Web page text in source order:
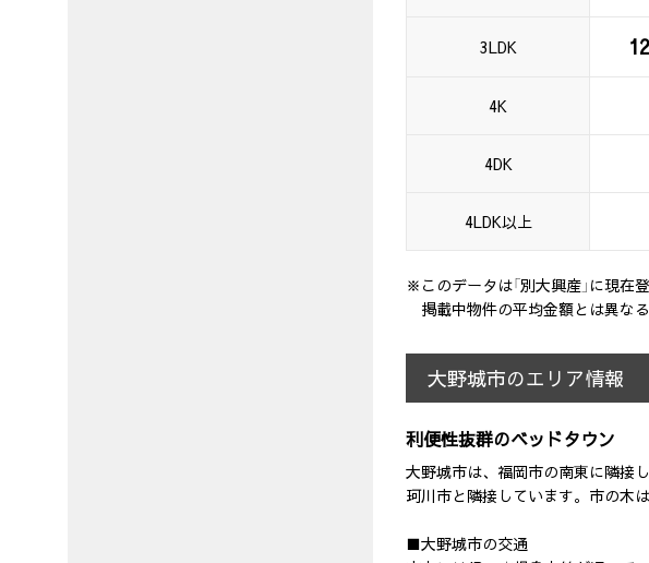
3LDK
4K
4DK
4LDK以上
※このデータは「別大興産」に現在
掲載中物件の平均金額とは異な
大野城市のエリア情報
利便性抜群のベッドタウン
大野城市は、福岡市の南東に隣接
珂川市と隣接しています。市の木
■大野城市の交通